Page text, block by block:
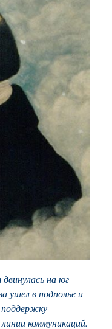
на юг
ушел в подполье и
поддержку
коммуникаций.